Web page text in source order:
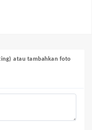
atau tambahkan foto